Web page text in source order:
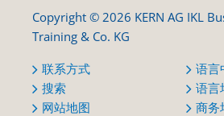
Copyright © 2026 KERN AG IKL
Training & Co. KG
联系方式
搜索
网站地图
语言
语言
商务